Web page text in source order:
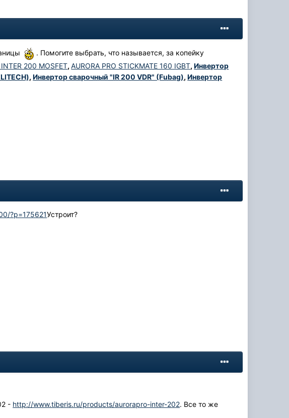
. Помогите выбрать, что называется, за копейку
INTER 200 MOSFET,AURORA PRO STICKMATE 160 IGBT,Инвертор
,Инвертор сварочный "IR 200 VDR" (Fubag),Инвертор
?p=175621Устроит?
- http://www.tiberis.ru/products/aurorapro-inter-202. Все то же